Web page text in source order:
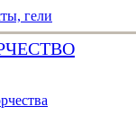
гели